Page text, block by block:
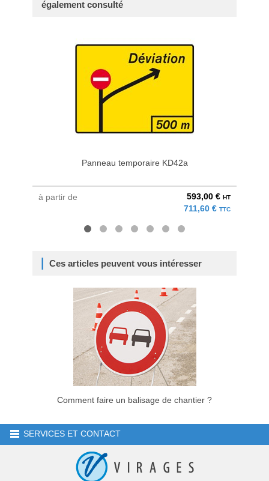
également consulté
Panneau temporaire KD42a
à partir de 593,00 € HT
711,60 € TTC
Ces articles peuvent vous intéresser
Comment faire un balisage de chantier ?
SERVICES ET CONTACT